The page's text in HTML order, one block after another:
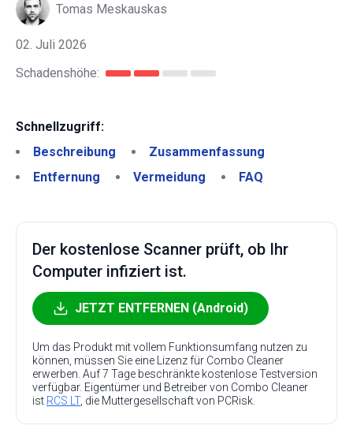
Tomas Meskauskas
02. Juli 2026
Schadenshöhe:
Schnellzugriff:
Beschreibung
Zusammenfassung
Entfernung
Vermeidung FAQ
Der kostenlose Scanner prüft, ob Ihr
Computer infiziert ist.
JETZT ENTFERNEN (Android)
Um das Produkt mit vollem Funktionsumfang nutzen zu
können, müssen Sie eine Lizenz für Combo Cleaner
erwerben. Auf 7 Tage beschränkte kostenlose Testversion
verfügbar. Eigentümer und Betreiber von Combo Cleaner
ist RCS LT, die Muttergesellschaft von PCRisk.